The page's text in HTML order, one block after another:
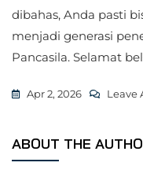
dibahas, Anda pasti
menjadi generasi
Pancasila. Selamat
Apr 2, 2026 Leave
ABOUT THE